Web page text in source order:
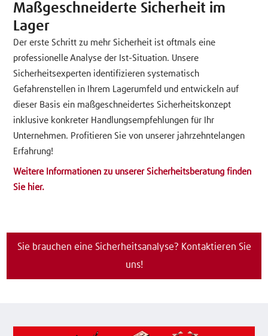
Maßgeschneiderte Sicherheit im
Lager
Der erste Schritt zu mehr Sicherheit ist oftmals eine
professionelle Analyse der Ist-Situation. Unsere
Sicherheitsexperten identifizieren systematisch
Gefahrenstellen in Ihrem Lagerumfeld und entwickeln auf
dieser Basis ein maßgeschneidertes Sicherheitskonzept
inklusive konkreter Handlungsempfehlungen für Ihr
Unternehmen. Profitieren Sie von unserer jahrzehntelangen
Erfahrung!
Weitere Informationen zu unserer Sicherheitsberatung finden
Sie hier.
Sie brauchen eine Sicherheitsanalyse? Kontaktieren Sie
uns!